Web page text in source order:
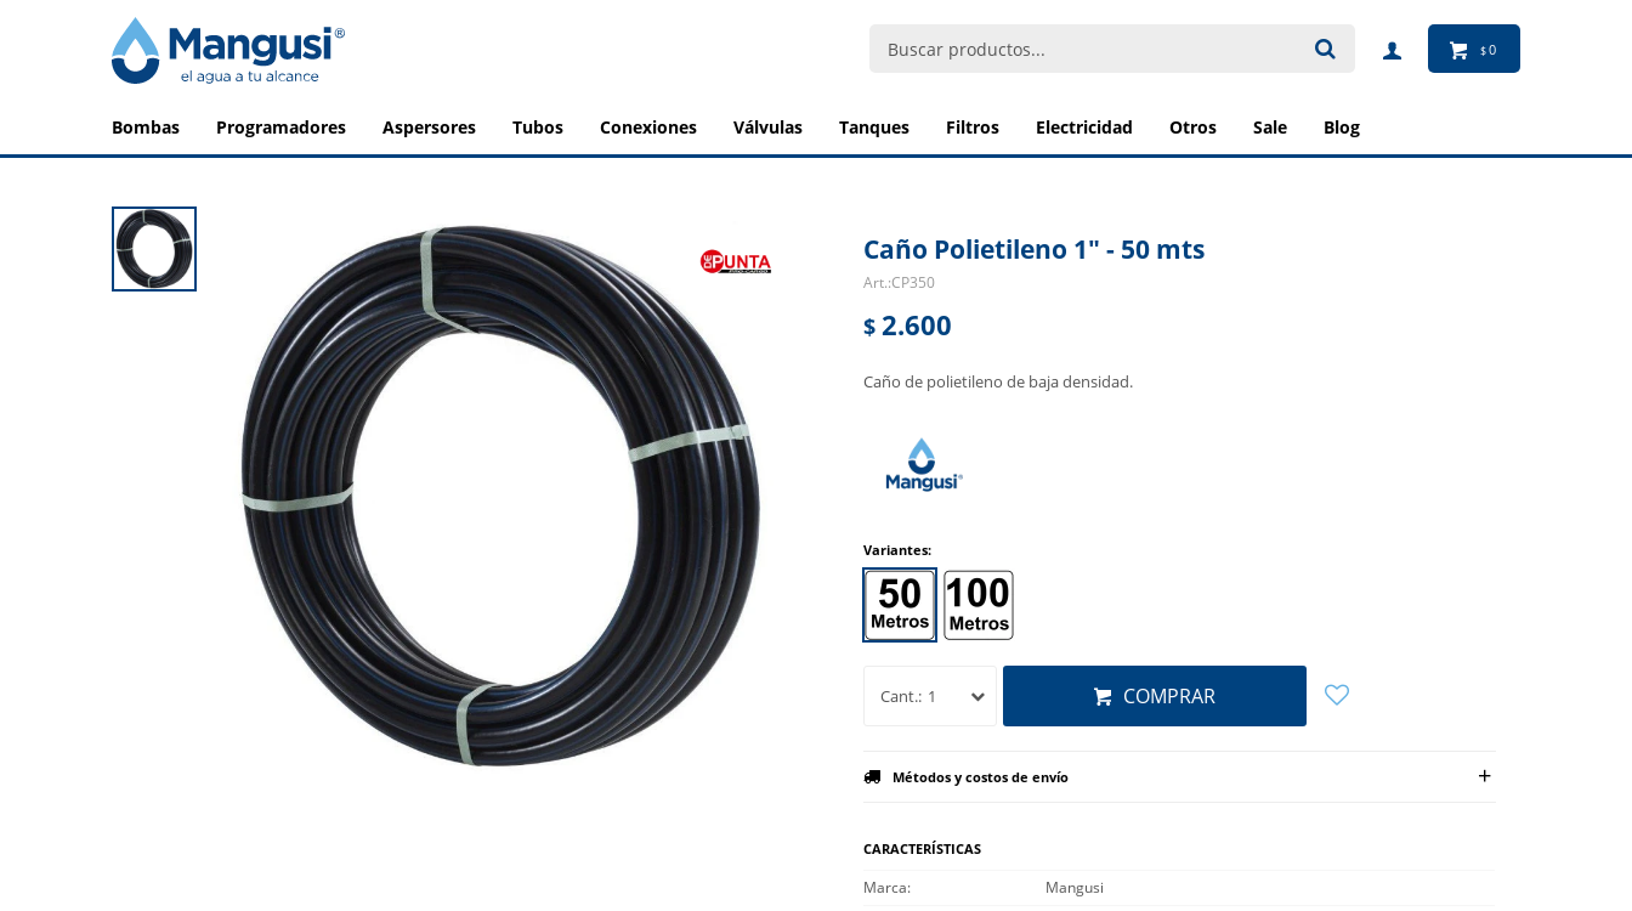
bombas programadores aspersores tubos conexiones válvulas tanques filtros electricidad otros sale blog
$0
Caño Polietileno 1" - 50 mts
CP350
$ 2.600
Caño de polietileno de baja densidad.
Variantes:
1 COMPRAR
Métodos y costos de envío
CARACTERÍSTICAS
Marca
Mangusi